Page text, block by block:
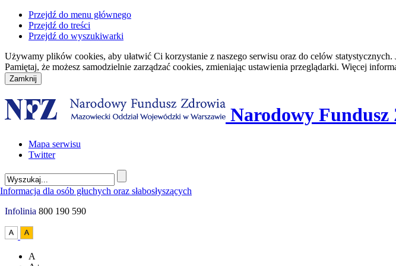
Przejdź do menu głównego
Przejdź do treści
Przejdź do wyszukiwarki
Używamy plików cookies, aby ułatwić Ci korzystanie z naszego serwisu oraz do celów
Pamiętaj, że możesz samodzielnie zarządzać cookies, zmieniając ustawienia przeglądarki. Więcej
Narodowy
Mapa serwisu
Twitter
Infolinia 800 190 590
A